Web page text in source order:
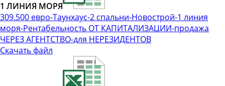
1 ЛИНИЯ МОРЯ
309.500 евро-Таунхаус-2 спальни-Новострой-1 линия
моря-Рентабельность ОТ КАПИТАЛИЗАЦИИ-продажа
ЧЕРЕЗ АГЕНТСТВО-для НЕРЕЗИДЕНТОВ
Скачать файл